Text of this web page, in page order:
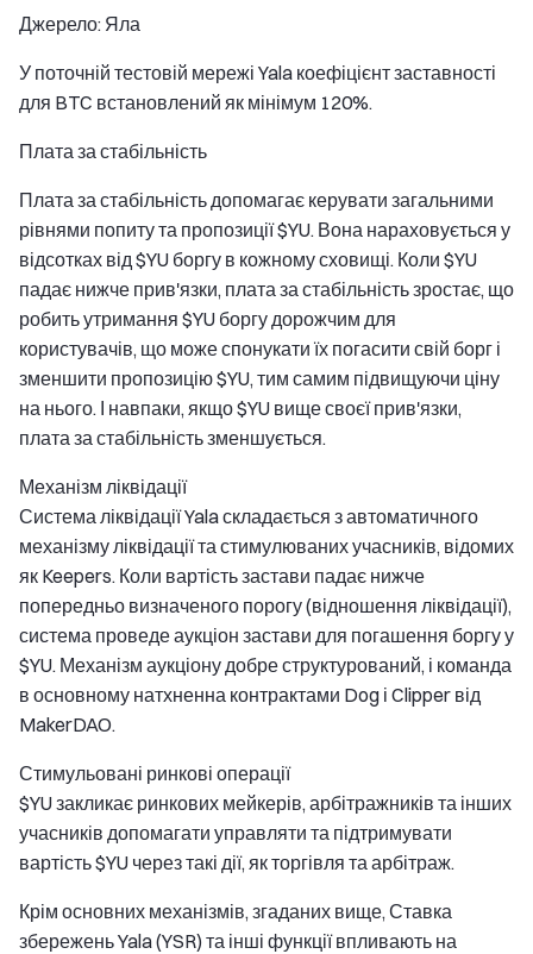
Джерело: Яла
У поточній тестовій мережі Yala коефіцієнт заставності
для BTC встановлений як мінімум 120%.
Плата за стабільність
Плата за стабільність допомагає керувати загальними
рівнями попиту та пропозиції $YU. Вона нараховується у
відсотках від $YU боргу в кожному сховищі. Коли $YU
падає нижче прив'язки, плата за стабільність зростає, що
робить утримання $YU боргу дорожчим для
користувачів, що може спонукати їх погасити свій борг і
зменшити пропозицію $YU, тим самим підвищуючи ціну
на нього. І навпаки, якщо $YU вище своєї прив'язки,
плата за стабільність зменшується.
Механізм ліквідації
Система ліквідації Yala складається з автоматичного
механізму ліквідації та стимулюваних учасників, відомих
як Keepers. Коли вартість застави падає нижче
попередньо визначеного порогу (відношення ліквідації),
система проведе аукціон застави для погашення боргу у
$YU. Механізм аукціону добре структурований, і команда
в основному натхненна контрактами Dog і Clipper від
MakerDAO.
Стимульовані ринкові операції
$YU закликає ринкових мейкерів, арбітражників та інших
учасників допомагати управляти та підтримувати
вартість $YU через такі дії, як торгівля та арбітраж.
Крім основних механізмів, згаданих вище, Ставка
збережень Yala (YSR) та інші функції впливають на